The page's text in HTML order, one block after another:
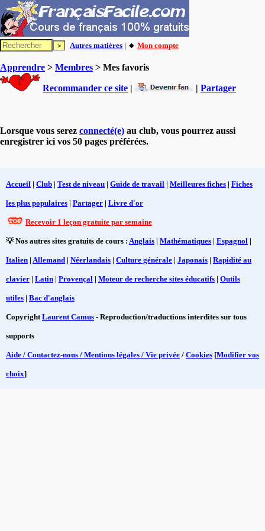
Autres matières | 🔸 Mon compte
Apprendre > Membres > Mes favoris
Recommander ce site | | Partager
Lorsque vous serez connecté(e) au club, vous pourrez aussi
enregistrer ici vos 50 pages préférées.
Accueil | Club | Test de niveau | Guide de travail | Meilleures fiches | Fiches
les plus populaires | Partager | Livre d'or
Recevoir 1 leçon gratuite par semaine
💡 Nos autres sites gratuits de cours : Anglais | Mathématiques | Espagnol |
Italien | Allemand | Néerlandais | Culture générale | Japonais | Rapidité au
clavier | Latin | Provençal | Moteur de recherche sites éducatifs | Outils
utiles | Bac d'anglais
CopyrightLaurent Camus - Reproduction/traductions interdites sur tous
supports
Aide / Contactez-nous / Mentions légales / Vie privée / Cookies [Modifier vos
choix]